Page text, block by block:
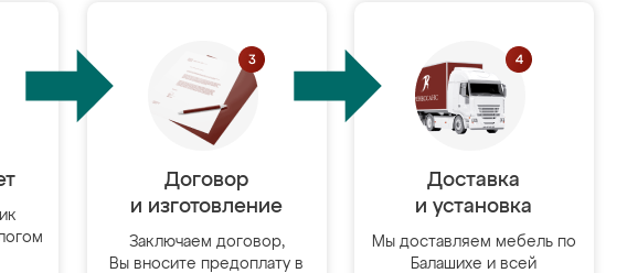
Договор
и изготовление
Заключаем договор,
Вы вносите предоплату в
Доставка
и установка
Мы доставляем мебель по
Балашихе и всей